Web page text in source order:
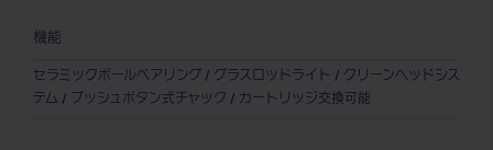
機能
セラミックボールベアリング / グラスロッドライト / クリーンヘッドシス
テム / プッシュボタン式チャック / カートリッジ交換可能